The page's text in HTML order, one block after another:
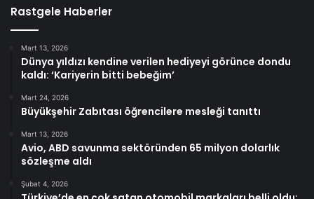
Rastgele Haberler
Mart 13, 2026
Dünya yıldızı kendine verilen hediyeyi görünce dondu
kaldı: ‘Kariyerin bitti bebeğim’
Mart 24, 2026
Büyükşehir Zabıtası öğrencilere mesleği tanıttı
Mart 13, 2026
Avio, ABD savunma sektöründen 65 milyon dolarlık
sözleşme aldı
Şubat 4, 2026